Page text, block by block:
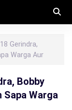
Gerindra,
Warga Aur
Bobby
Sapa Warga